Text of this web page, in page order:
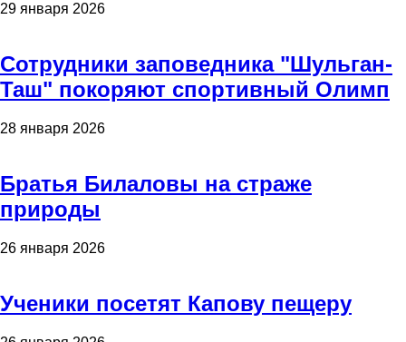
29 января 2026
Сотрудники заповедника "Шульган-
Таш" покоряют спортивный Олимп
28 января 2026
Братья Билаловы на страже
природы
26 января 2026
Ученики посетят Капову пещеру